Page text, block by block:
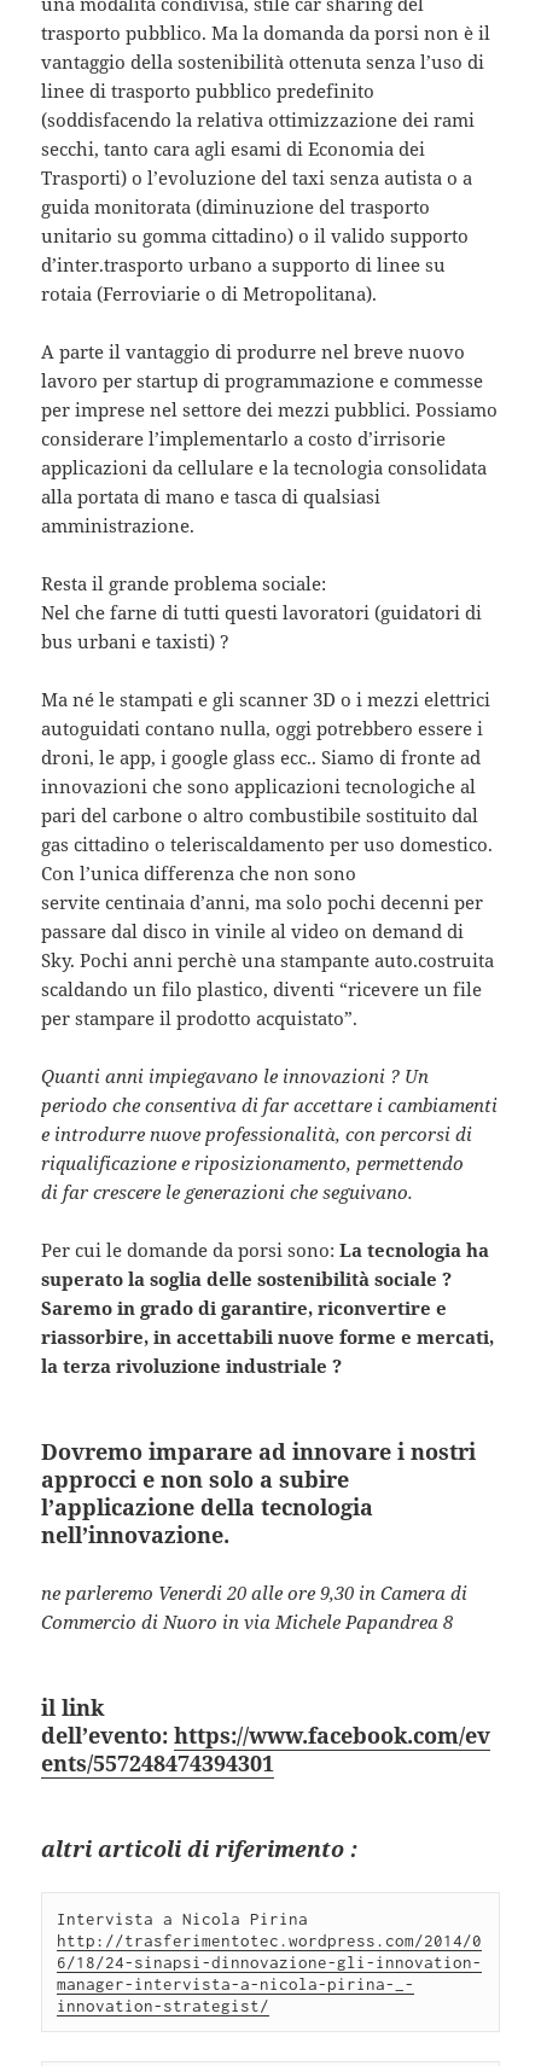
trasporto pubblico. Ma la domanda da porsi non è il
vantaggio della sostenibilità ottenuta senza l’uso di
linee di trasporto pubblico predefinito
(soddisfacendo la relativa ottimizzazione dei rami
secchi, tanto cara agli esami di Economia dei
Trasporti) o l’evoluzione del taxi senza autista o a
guida monitorata (diminuzione del trasporto
unitario su gomma cittadino) o il valido supporto
d’inter.trasporto urbano a supporto di linee su
rotaia (Ferroviarie o di Metropolitana).
A parte il vantaggio di produrre nel breve nuovo
lavoro per startup di programmazione e commesse
per imprese nel settore dei mezzi pubblici. Possiamo
considerare l’implementarlo a costo d’irrisorie
applicazioni da cellulare e la tecnologia consolidata
alla portata di mano e tasca di qualsiasi
amministrazione.
Resta il grande problema sociale:
Nel che farne di tutti questi lavoratori (guidatori di
bus urbani e taxisti) ?
Ma né le stampati e gli scanner 3D o i mezzi elettrici
autoguidati contano nulla, oggi potrebbero essere i
droni, le app, i google glass ecc.. Siamo di fronte ad
innovazioni che sono applicazioni tecnologiche al
pari del carbone o altro combustibile sostituito dal
gas cittadino o teleriscaldamento per uso domestico.
Con l’unica differenza che non sono
servite centinaia d’anni, ma solo pochi decenni per
passare dal disco in vinile al video on demand di
Sky. Pochi anni perchè una stampante auto.costruita
scaldando un filo plastico, diventi “ricevere un file
per stampare il prodotto acquistato”.
Quanti anni impiegavano le innovazioni ? Un
periodo che consentiva di far accettare i cambiamenti
e introdurre nuove professionalità, con percorsi di
riqualificazione e riposizionamento, permettendo
di far crescere le generazioni che seguivano.
Per cui le domande da porsi sono:La tecnologia ha
superato la soglia delle sostenibilità sociale ?
Saremo in grado di garantire, riconvertire e
riassorbire, in accettabili nuove forme e mercati,
la terza rivoluzione industriale ?
Dovremo imparare ad innovare i nostri
approcci e non solo a subire
l’applicazione della tecnologia
nell’innovazione.
ne parleremo Venerdi 20 alle ore 9,30 in Camera di
Commercio di Nuoro in via Michele Papandrea 8
il link
dell’evento:https://www.facebook.com/ev
ents/557248474394301
altri articoli di riferimento :
http://trasferimentotec.wordpress.com/2014/0
6/18/24-sinapsi-dinnovazione-gli-innovation-
manager-intervista-a-nicola-pirina-_-
innovation-strategist/